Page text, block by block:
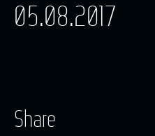
05.08.2017
Share